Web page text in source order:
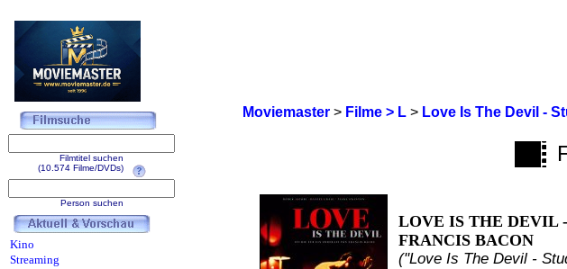
Moviemaster> Filme > L> Love Is The Devil -
LOVE IS THE DEVIL
FRANCIS BACON
("Love Is The Devil -
Filmtitel suchen
(10.574 Filme/DVDs)
Person suchen
Kino
Streaming